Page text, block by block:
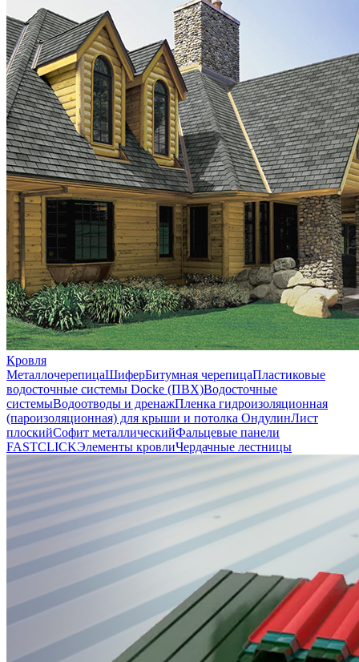
Кровля
МеталлочерепицаШиферБитумная черепицаПластиковые
водосточные системы Docke (ПВХ)Водосточные
системыВодоотводы и дренажПленка гидроизоляционная
(пароизоляционная) для крыши и потолка ОндулинЛист
плоскийСофит металлическийФальцевые панели
FASTCLICKЭлементы кровлиЧердачные лестницы